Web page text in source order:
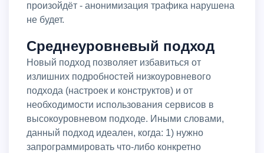
произойдёт - анонимизация трафика нарушена
не будет.
Среднеуровневый подход
Новый подход позволяет избавиться от
излишних подробностей низкоуровневого
подхода (настроек и конструктов) и от
необходимости использования сервисов в
высокоуровневом подходе. Иными словами,
данный подход идеален, когда: 1) нужно
запрограммировать что-либо конкретно